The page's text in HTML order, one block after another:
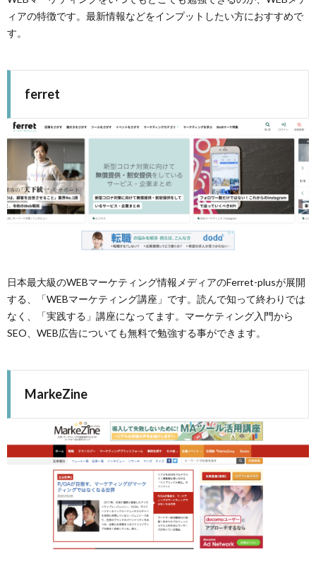
ィアの特徴です。最新情報などをインプットしたい方におすすめで
す。
ferret
日本最大級のWEBマーケティング情報メディアのFerret-plusが展開
する、「WEBマーケティング講座」です。読んで知って終わりでは
なく、「実践する」講座になってます。マーケティング入門から
SEO、WEB広告についても無料で勉強する事ができます。
MarkeZine